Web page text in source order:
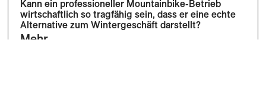
Kann ein professioneller Mountainbike-Betrieb
wirtschaftlich so tragfähig sein, dass er eine echte
Alternative zum Wintergeschäft darstellt?
Mehr